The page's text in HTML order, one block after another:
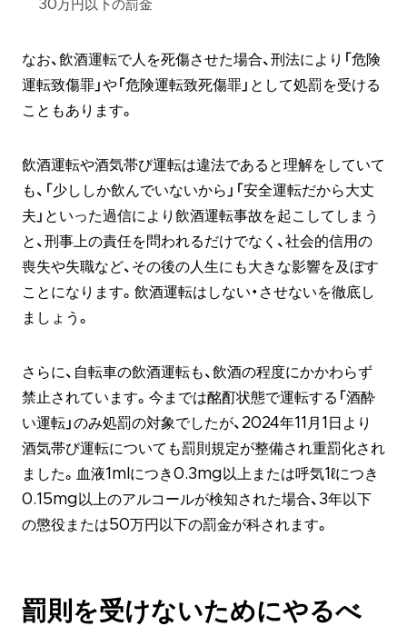
30万円以下の罰金
なお、飲酒運転で人を死傷させた場合、刑法により「危険
運転致傷罪」や「危険運転致死傷罪」として処罰を受ける
こともあります。
飲酒運転や酒気帯び運転は違法であると理解をしていて
も、「少ししか飲んでいないから」「安全運転だから大丈
夫」といった過信により飲酒運転事故を起こしてしまう
と、刑事上の責任を問われるだけでなく、社会的信用の
喪失や失職など、その後の人生にも大きな影響を及ぼす
ことになります。飲酒運転はしない・させないを徹底し
ましょう。
さらに、自転車の飲酒運転も、飲酒の程度にかかわらず
禁止されています。今までは酩酊状態で運転する「酒酔
い運転」のみ処罰の対象でしたが、2024年11月1日より
酒気帯び運転についても罰則規定が整備され重罰化され
ました。血液1mlにつき0.3mg以上または呼気1ℓにつき
0.15mg以上のアルコールが検知された場合、3年以下
の懲役または50万円以下の罰金が科されます。
罰則を受けないためにやるべ